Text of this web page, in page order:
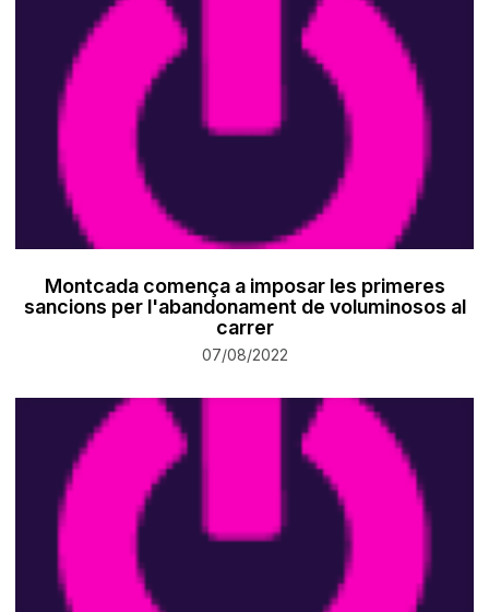
Montcada comença a imposar les primeres
sancions per l'abandonament de voluminosos al
carrer
07/08/2022